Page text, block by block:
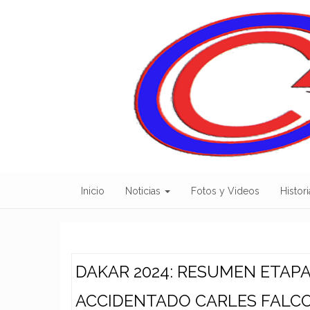
Inicio Noticias Fotos y Videos
DAKAR 2024: RESUMEN
ACCIDENTADO CARLES